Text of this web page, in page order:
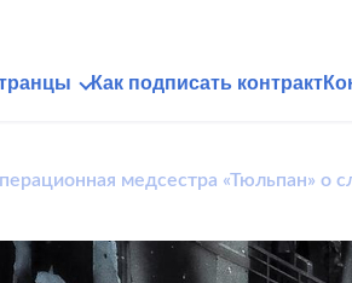
Как подписать контракт
медсестра «Тюльпан» о